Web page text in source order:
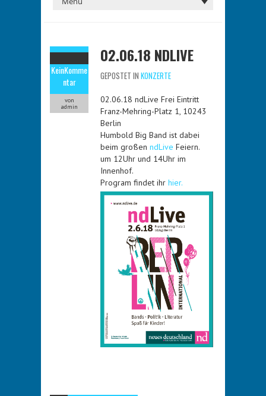
KeinKomme
ntar
von
admin
02.06.18 NDLIVE
GEPOSTET IN KONZERTE
02.06.18 ndLive Frei Eintritt
Franz-Mehring-Platz 1, 10243
Berlin
Humbold Big Band ist dabei
beim großen ndLive Feiern.
um 12Uhr und 14Uhr im
Innenhof.
Program findet ihr hier.